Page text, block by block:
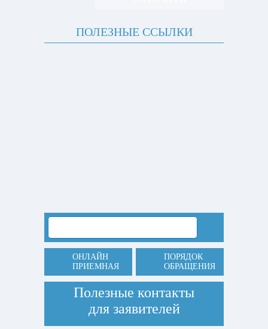
ПОЛЕЗНЫЕ ССЫЛКИ
ОНЛАЙН
ПРИЕМНАЯ
ПОРЯДОК
ОБРАЩЕНИЯ
Полезные контакты
для заявителей